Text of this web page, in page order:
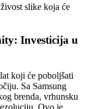
slike koja će
Investicija u
koji će poboljšati
Sa Samsung
brenda, vrhunsku
Ovo je